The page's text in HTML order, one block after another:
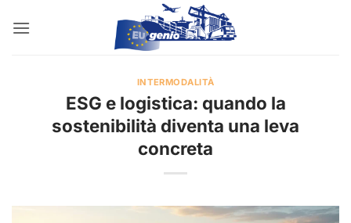
INTERMODALITÀ
ESG e logistica: quando la
sostenibilità diventa una leva
concreta